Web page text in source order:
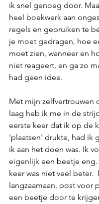
ik snel genoeg door.
heel boekwerk aan
regels en gebruiken te
je moet gedragen, hoe
moet zien, wanneer en
niet reageert, en ga zo
had geen idee.
Met mijn zelfvertrouwen
laag heb ik me in de
eerste keer dat ik op de
'plaatsen' drukte, had ik
ik aan het doen was. Ik
eigenlijk een beetje
keer was niet veel beter.
langzaamaan, post voor
een beetje door te